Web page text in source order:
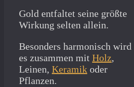
Gold entfaltet seine größte
Wirkung selten allein.
Besonders harmonisch wird
es zusammen mit Holz,
Leinen, Keramik oder
Pflanzen.